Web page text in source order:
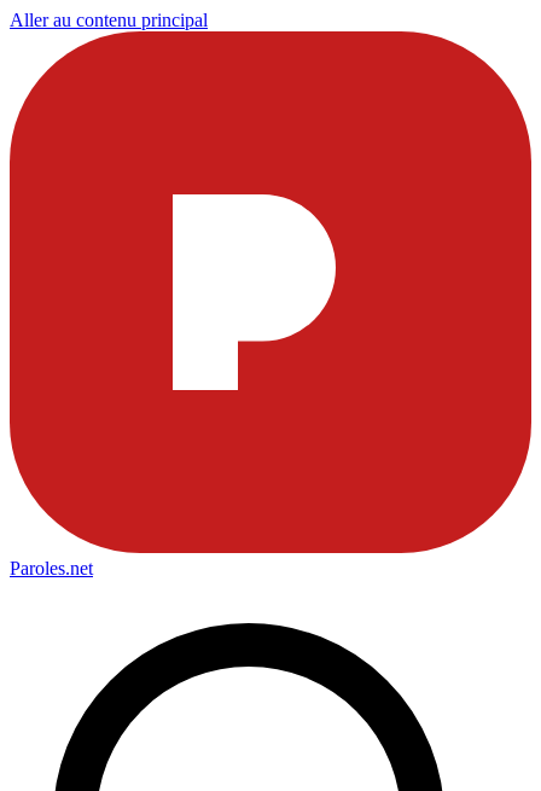
Aller au contenu principal
Paroles.net